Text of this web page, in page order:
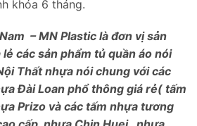
khóa 6 tháng.
– MN Plastic là đơn vị sản
các sản phẩm tủ quần áo nói
Thất nhựa nói chung với các
Đài Loan phổ thông giá rẻ( tấm
Prizo và các tấm nhựa tương